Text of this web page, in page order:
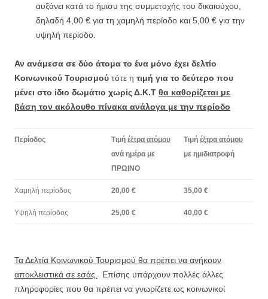
αυξάνει κατά το ήμισυ της συμμετοχής του δικαιούχου,
δηλαδή 4,00 € για τη χαμηλή περίοδο και 5,00 € για την
υψηλή περίοδο.
Αν ανάμεσα σε δύο άτομα το ένα μόνο έχει δελτίο
Κοινωνικού Τουρισμού τότε η τιμή για το δεύτερο που
μένει στο ίδιο δωμάτιο χωρίς Δ.Κ.Τ θα καθορίζεται με
βάση τον ακόλουθο πίνακα ανάλογα με την περίοδο
Περίοδος Τιμή έξτρα ατόμου
ανά ημέρα με
ΠΡΩΙΝΟ
Τιμή έξτρα ατόμου
με ημιδιατροφή
Χαμηλή περίοδος 20,00 € 35,00 €
Υψηλή περίοδος 25,00 € 40,00 €
Τα Δελτία Κοινωνικού Τουρισμού θα πρέπει να ανήκουν
αποκλειστικά σε εσάς.
Επίσης υπάρχουν πολλές άλλες
πληροφορίες που θα πρέπει να γνωρίζετε ως κοινωνικοί